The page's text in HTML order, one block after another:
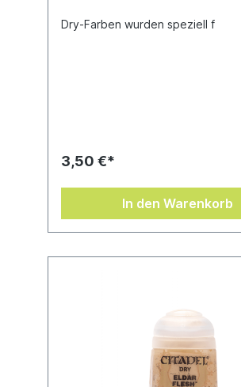
Dry-Farben wurden speziell f
3,50 €*
In den Warenkorb